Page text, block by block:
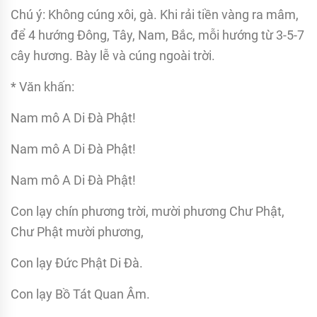
Chú ý: Không cúng xôi, gà. Khi rải tiền vàng ra mâm,
để 4 hướng Đông, Tây, Nam, Bắc, mỗi hướng từ 3-5-7
cây hương. Bày lễ và cúng ngoài trời.
* Văn khấn:
Nam mô A Di Đà Phật!
Nam mô A Di Đà Phật!
Nam mô A Di Đà Phật!
Con lạy chín phương trời, mười phương Chư Phật,
Chư Phật mười phương,
Con lạy Đức Phật Di Đà.
Con lạy Bồ Tát Quan Âm.